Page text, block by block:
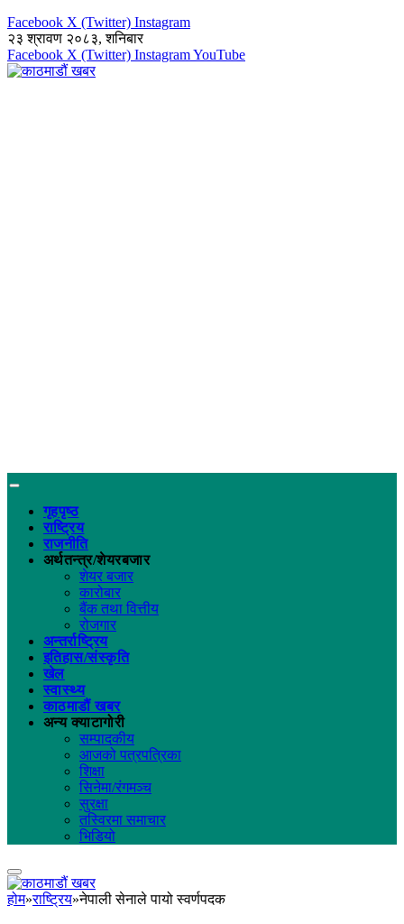
Facebook X (Twitter) Instagram
२३ श्रावण २०८३, शनिबार
Facebook X (Twitter) InstagramYouTube
गृहपृष्ठ
राष्ट्रिय
राजनीति
अर्थतन्त्र/शेयरबजार
शेयर बजार
कारोबार
बैंक तथा वित्तीय
रोजगार
अन्तर्राष्ट्रिय
इतिहास/संस्कृति
खेल
स्वास्थ्य
काठमाडौं खबर
अन्य क्याटागोरी
सम्पादकीय
आजको पत्रपत्रिका
शिक्षा
सिनेमा/रंगमञ्च
सुरक्षा
तस्विरमा समाचार
भिडियो
होम»राष्ट्रिय»नेपाली सेनाले पायो स्वर्णपदक